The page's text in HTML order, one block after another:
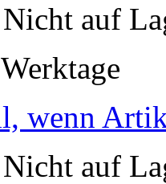
Nicht auf
wenn
Nicht auf